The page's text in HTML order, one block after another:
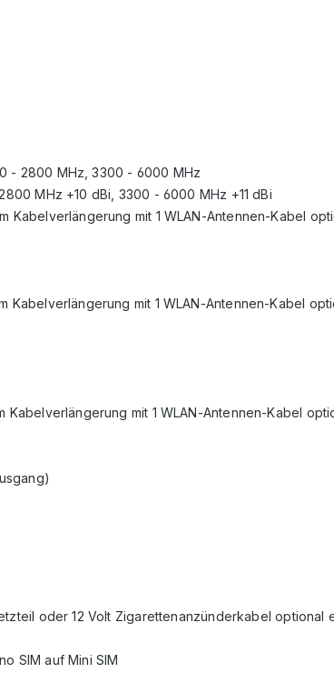
- 2800 MHz, 3300 - 6000 MHz
MHz +10 dBi, 3300 - 6000 MHz +11 dBi
Kabelverlängerung mit 1 WLAN-Antennen-Kabel
Kabelverlängerung mit 1 WLAN-Antennen-Kabel
Kabelverlängerung mit 1 WLAN-Antennen-Kabel
oder 12 Volt Zigarettenanzünderkabel optional
SIM auf Mini SIM